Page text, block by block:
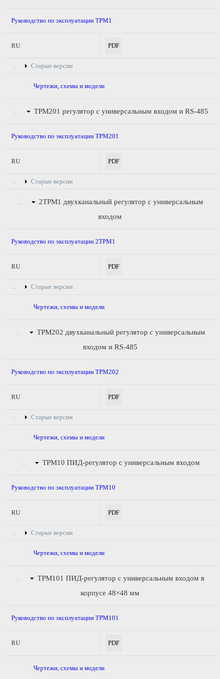
Руководство по эксплуатации ТРМ1
RU PDF
Старые версии
Чертежи, схемы и модели
ТРМ201 регулятор с универсальным входом и RS-485
Руководство по эксплуатации ТРМ201
RU PDF
Старые версии
2ТРМ1 двухканальный регулятор с универсальным
входом
Руководство по эксплуатации 2ТРМ1
RU PDF
Старые версии
Чертежи, схемы и модели
ТРМ202 двухканальный регулятор с универсальным
входом и RS-485
Руководство по эксплуатации ТРМ202
RU PDF
Старые версии
Чертежи, схемы и модели
ТРМ10 ПИД-регулятор с универсальным входом
Руководство по эксплуатации ТРМ10
RU PDF
Старые версии
Чертежи, схемы и модели
ТРМ101 ПИД-регулятор с универсальным входом в
корпусе 48×48 мм
Руководство по эксплуатации ТРМ101
RU PDF
Чертежи, схемы и модели